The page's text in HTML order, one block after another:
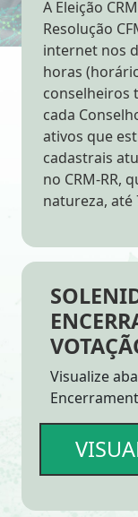
A Eleição
Resolução
internet nos
horas
conselheiros
cada
ativos que
cadastrais
no CRM-RR,
natureza, até
Visualize